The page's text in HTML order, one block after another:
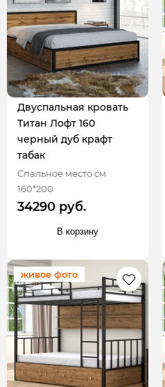
Двуспальная кровать
Титан Лофт 160
черный дуб крафт
табак
Спальное место см
160*200
34290 руб.
В корзину
живое фото